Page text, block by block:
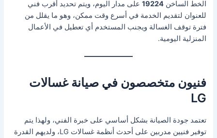
الخط الساخن19224 على مدار اليوم، ويتم تحديد أقرب فني
للعنوان لتقديم الخدمة في أسرع وقت ممكن، وهو ما يقلل من
فترة توقف الغسالة ويجنب المستخدم أي تعطيل في الأعمال
المنزلية اليومية.
فنيون متخصصون في صيانة غسالات
LG
تعتمد جودة الصيانة بشكل أساسي على خبرة الفني، ولهذا يتم
توفير فنيين مدربين على أحدث أنظمة غسالات LG، ولديهم القدرة